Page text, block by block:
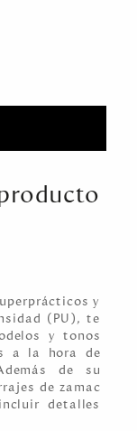
y
(PU), te
y tonos
a la hora de
de su
de zamac
detalles